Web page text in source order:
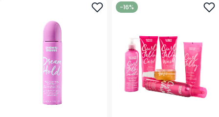
-16%